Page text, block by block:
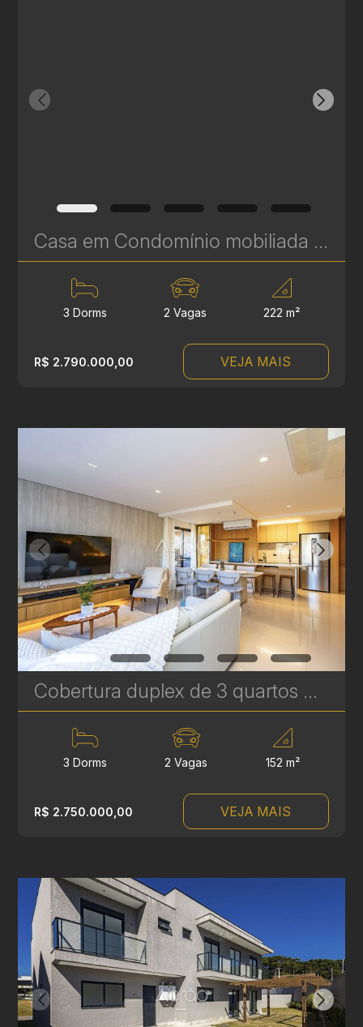
Casa em Condomínio mobiliada à venda em Santa Felicidade – Conforto, Sofisticação e Tecnologia - 306 m² | Ref. 511
3 Dorms 2 Vagas 222 m²
R$ 2.790.000,00 VEJA MAIS
Cobertura duplex de 3 quartos mobiliada à Venda no Bigorrilho - Edifício Central Plaza - 2 vagas | Ref. 1819
3 Dorms 2 Vagas 152 m²
R$ 2.750.000,00 VEJA MAIS